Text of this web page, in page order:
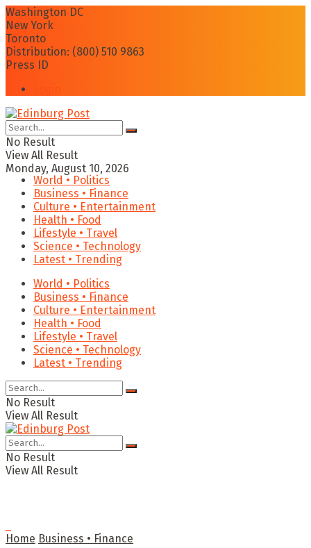
Washington DC
New York
Toronto
Distribution: (800) 510 9863
Press ID
No Result
View All Result
Monday, August 10, 2026
World • Politics
Business • Finance
Culture • Entertainment
Health • Food
Lifestyle • Travel
Science • Technology
Latest • Trending
World • Politics
Business • Finance
Culture • Entertainment
Health • Food
Lifestyle • Travel
Science • Technology
Latest • Trending
No Result
View All Result
No Result
View All Result
Home Business • Finance